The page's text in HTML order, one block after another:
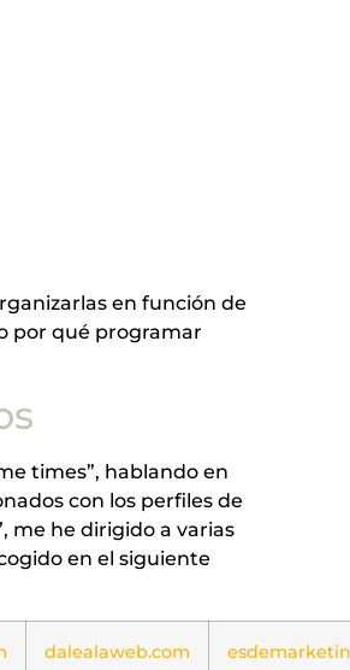
en función de
por qué programar
times”, hablando en
con los perfiles de
me he dirigido a varias
en el siguiente
dalealaweb.com